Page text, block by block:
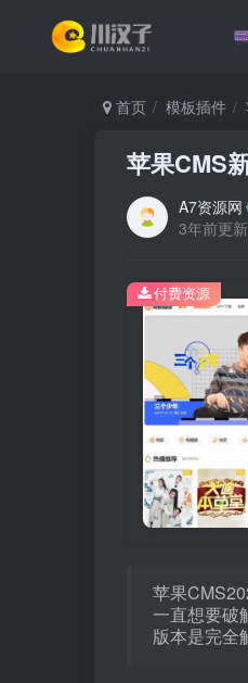
首页 模板插件
苹果CMS
A7资源网
3年前更新
付费资源
苹果
一直想要破
版本是完全